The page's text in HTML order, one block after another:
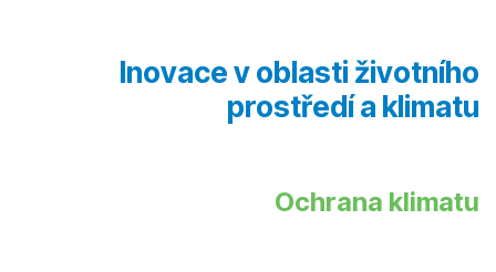
Inovace v oblasti životního
prostředí a klimatu
Ochrana klimatu